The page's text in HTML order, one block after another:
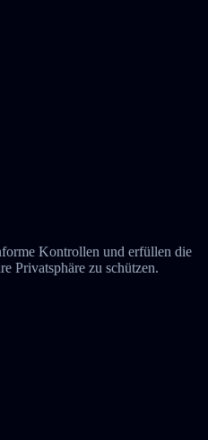
Kontrollen und erfüllen die
Privatsphäre zu schützen.